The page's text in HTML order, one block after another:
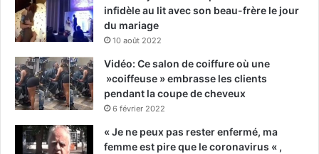
infidèle au lit avec son beau-frère le jour
du mariage
10 août 2022
Vidéo: Ce salon de coiffure où une
»coiffeuse » embrasse les clients
pendant la coupe de cheveux
6 février 2022
« Je ne peux pas rester enfermé, ma
femme est pire que le coronavirus « ,